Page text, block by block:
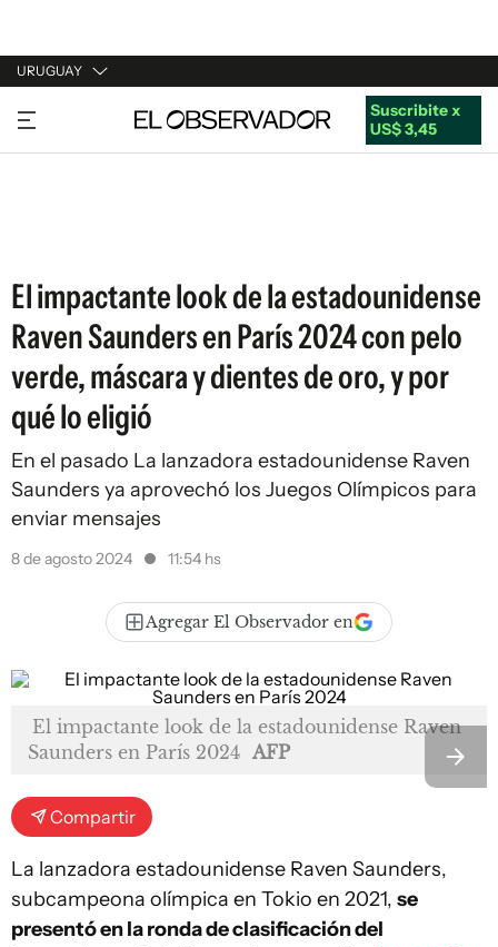
URUGUAY
URUGUAY
ARGENTINA
Suscribite x
US$ 3,45
El impactante look de la estadounidense
Raven Saunders en París 2024 con pelo
verde, máscara y dientes de oro, y por
qué lo eligió
En el pasado La lanzadora estadounidense Raven
Saunders ya aprovechó los Juegos Olímpicos para
enviar mensajes
8 de agosto 2024 11:54 hs
Agregar El Observador en
El impactante look de la estadounidense Raven
Saunders en París 2024 AFP
Compartir
La lanzadora estadounidense Raven Saunders,
subcampeona olímpica en Tokio en 2021, se
presentó en la ronda de clasificación del